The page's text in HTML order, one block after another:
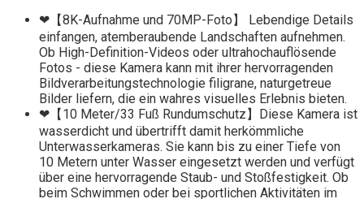
❤【8K-Aufnahme und 70MP-Foto】 Lebendige Details
einfangen, atemberaubende Landschaften aufnehmen.
Ob High-Definition-Videos oder ultrahochauflösende
Fotos - diese Kamera kann mit ihrer hervorragenden
Bildverarbeitungstechnologie filigrane, naturgetreue
Bilder liefern, die ein wahres visuelles Erlebnis bieten.
❤【10 Meter/33 Fuß Rundumschutz】Diese Kamera ist
wasserdicht und übertrifft damit herkömmliche
Unterwasserkameras. Sie kann bis zu einer Tiefe von
10 Metern unter Wasser eingesetzt werden und verfügt
über eine hervorragende Staub- und Stoßfestigkeit. Ob
beim Schwimmen oder bei sportlichen Aktivitäten im